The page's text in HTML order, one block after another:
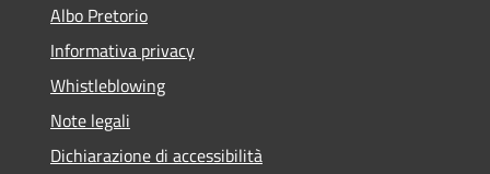
Albo Pretorio
Informativa privacy
Whistleblowing
Note legali
Dichiarazione di accessibilità